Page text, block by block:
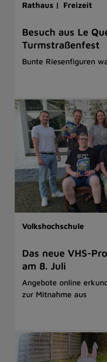
Rathaus | Freizeit
Besuch aus Le
Turmstraßenfest
Bunte Riesenfiguren
Volkshochschule
Das neue VHS-
am 8. Juli
Angebote online
zur Mitnahme aus